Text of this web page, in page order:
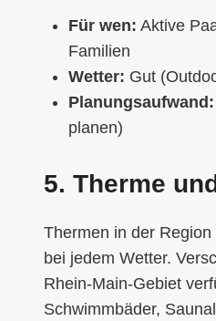
Für wen: Aktive
Familien
Wetter: Gut
Planungsaufwand:
planen)
5. Therme
Thermen in der
bei jedem Wetter.
Rhein-Main-Gebiet
Schwimmbäder,